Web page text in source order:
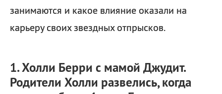
занимаются и какое влияние оказали на
карьеру своих звездных отпрысков.
1. Холли Берри с мамой Джудит.
Родители Холли развелись, когда